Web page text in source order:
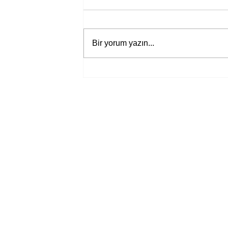
Bir yorum yazın...